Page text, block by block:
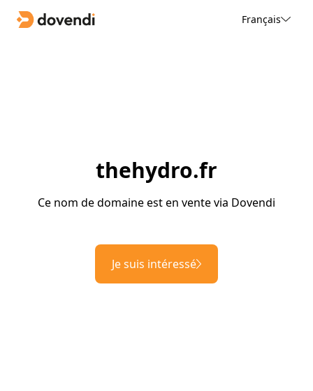
Français
thehydro.fr
Ce nom de domaine est en vente via Dovendi
Je suis intéressé